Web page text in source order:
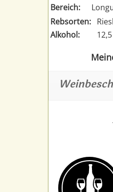
Bereich:
Rebsorten:
Alkohol: